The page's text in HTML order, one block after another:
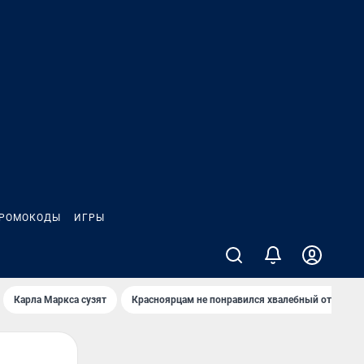
ИГРЫ
Карла Маркса сузят Красноярцам не понравился хвалебный отзыв о